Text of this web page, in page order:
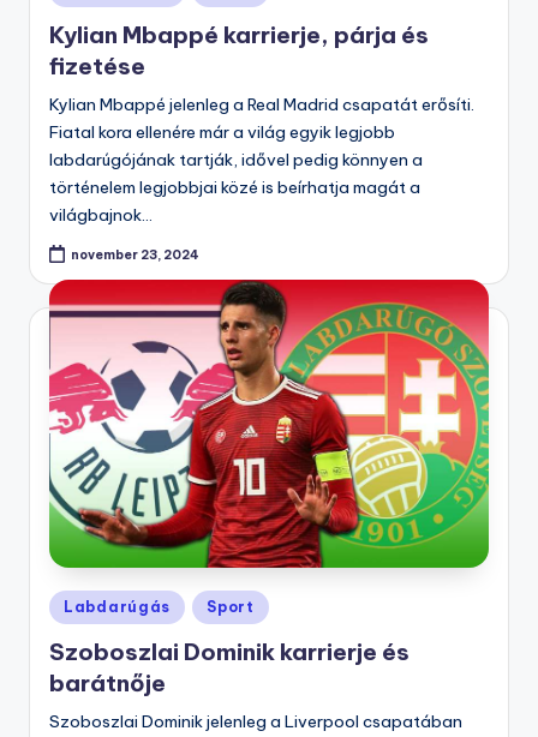
in
Kylian Mbappé karrierje, párja és
fizetése
Kylian Mbappé jelenleg a Real Madrid csapatát erősíti.
Fiatal kora ellenére már a világ egyik legjobb
labdarúgójának tartják, idővel pedig könnyen a
történelem legjobbjai közé is beírhatja magát a
világbajnok…
november 23, 2024
Posted
in
Labdarúgás Sport
Szoboszlai Dominik karrierje és
barátnője
Szoboszlai Dominik jelenleg a Liverpool csapatában